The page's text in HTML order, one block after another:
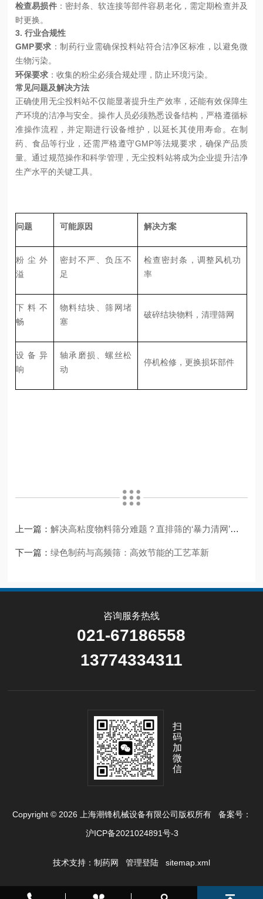
检查易损件：密封条、软连接等部件容易老化，需定期检查并及
时更换。
3. 行业合规性
GMP要求 ：制药行业需确保投料站符合洁净区标准， 以避免微
生物污染。
环保要求 ：收集的粉尘必须合规处理，防止环境污染。
常见问题及解决方法
正确使用无尘投料站不仅能显著提升生产效率，还能有效保障生
产环境的洁净与安全。操作人员必须熟悉设备结构，严格遵循标
准操作流程，并定期进行设备维护，以延长其使用寿命。在制
药、食品等行业，还需严格遵守GMP等法规要求，确保产品质
量。通过规范操作和科学管理，无尘投料站将成为企业提升洁净
生产水平的关键工具。
问题 可能原因 解决方案
粉尘外
溢
密封不严、负压不
足
检查密封条，调整风机功
率
下料不
畅
物料结块、筛网堵
塞
破碎结块物料，清理筛网
设备异
响
轴承磨损、螺丝松
动
停机检修，更换损坏部件
上一篇：解决高粘度物料筛分难题？直排筛的‘暴力清网’绝招
下一篇：绿色制药与高频筛：高效节能的工艺革新
咨询服务热线
021-67186558
13774334311
扫
码
加
微
信
Copyright © 2026 上海潮锋机械设备有限公司版权所有备案号：
沪ICP备2021024891号-3
技术支持： 制药网 管理登陆 sitemap.xml